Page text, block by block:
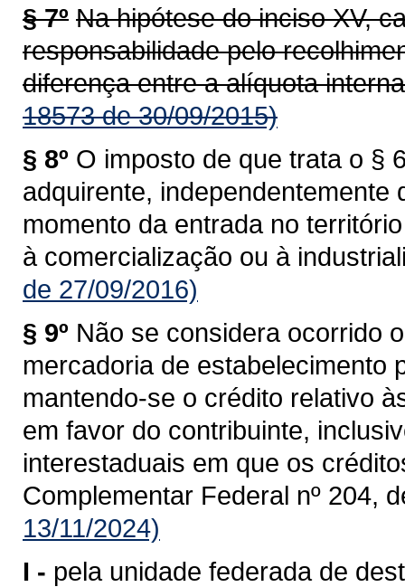
§ 7º Na hipótese do inciso XV,
responsabilidade pelo
diferença entre a alíquota
18573 de 30/09/2015)
§ 8º O imposto de que trata o §
adquirente, independentemente
momento da entrada no
à comercialização ou à
de 27/09/2016)
§ 9º Não se considera ocorrido
mercadoria de estabelecimento
mantendo-se o crédito relativo
em favor do contribuinte,
interestaduais em que os
Complementar Federal nº 204,
13/11/2024)
I - pela unidade federada de